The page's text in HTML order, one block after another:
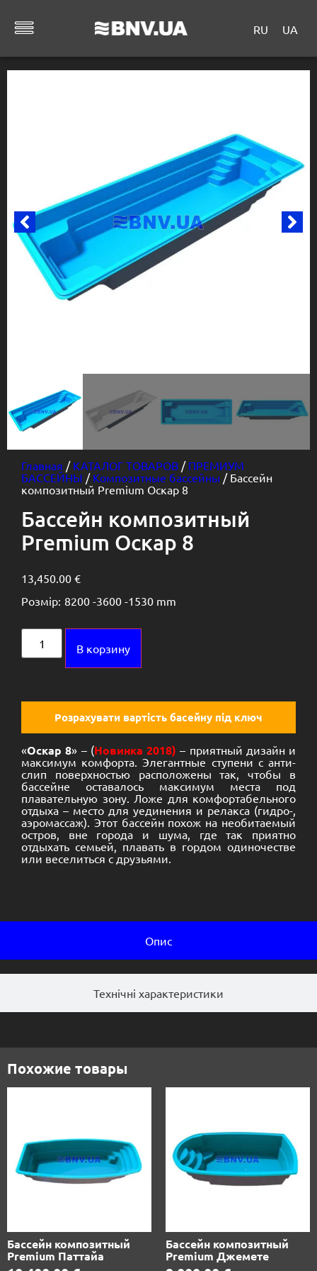
RU UA
Главная / КАТАЛОГ ТОВАРОВ / ПРЕМИУМ
БАССЕЙНЫ / Композитные бассейны / Бассейн
композитный Premium Оскар 8
Бассейн композитный
Premium Оскар 8
13,450.00 €
Розмір: 8200 -3600 -1530 mm
В корзину
Розрахувати вартість басейну під ключ
«Оскар 8» – (Новинка 2018) – приятный дизайн и
максимум комфорта. Элегантные ступени с анти-
слип поверхностью расположены так, чтобы в
бассейне оставалось максимум места под
плавательную зону. Ложе для комфортабельного
отдыха – место для уединения и релакса (гидро-,
аэромассаж). Этот бассейн похож на необитаемый
остров, вне города и шума, где так приятно
отдыхать семьей, плавать в гордом одиночестве
или веселиться с друзьями.
Опис
Технічні характеристики
Похожие товары
Бассейн композитный
Premium Паттайа
Бассейн композитный
Premium Джемете